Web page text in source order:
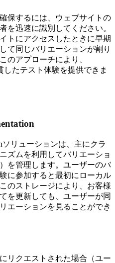
保するには、ウェブサイトの
を迅速に識別してください。
トにアクセスしたときに早期
て同じバリエーションが割り
のアプローチにより、
したテスト体験を提供できま
ソリューションは、主にクラ
ズムを利用してバリエーショ
を管理します。ユーザーのバ
に参加すると最初にローカル
のストレージにより、お客様
を更新しても、ユーザーが同
エーションを見ることができ
リクエストされた場合（ユー